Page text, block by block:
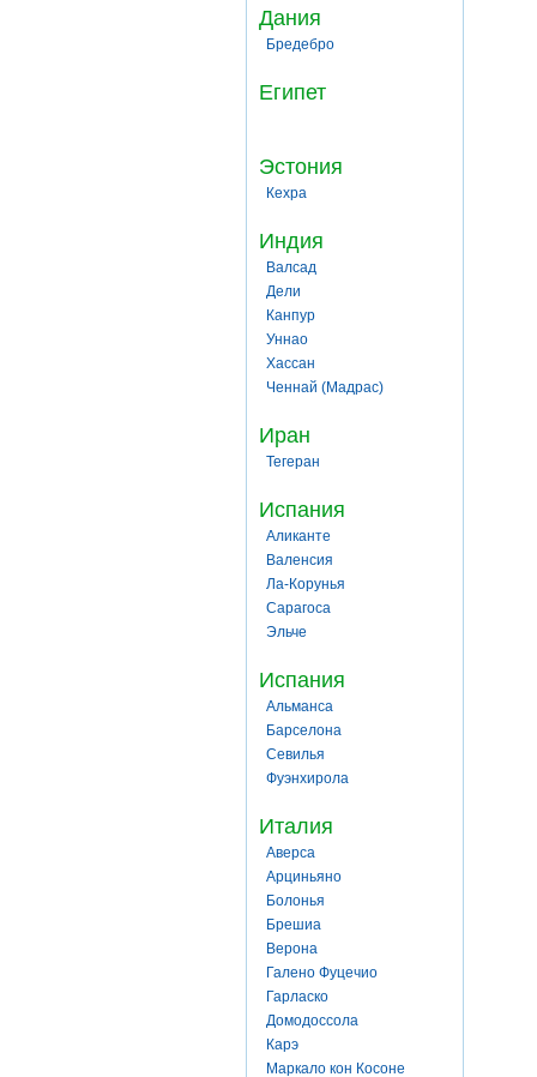
Дания
Бредебро
Египет
Эстония
Кехра
Индия
Валсад
Дели
Канпур
Уннао
Хассан
Ченнай (Мадрас)
Иран
Тегеран
Испания
Аликанте
Валенсия
Ла-Корунья
Сарагоса
Эльче
Испания
Альманса
Барселона
Севилья
Фуэнхирола
Италия
Аверса
Арциньяно
Болонья
Брешиа
Верона
Галено Фуцечио
Гарласко
Домодоссола
Карэ
Маркало кон Косоне